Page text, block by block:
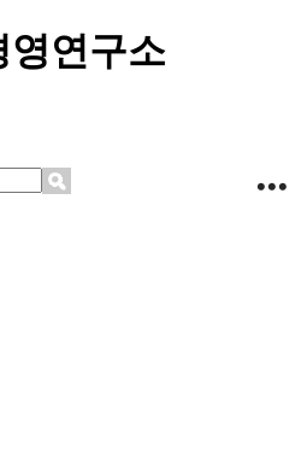
영연구소